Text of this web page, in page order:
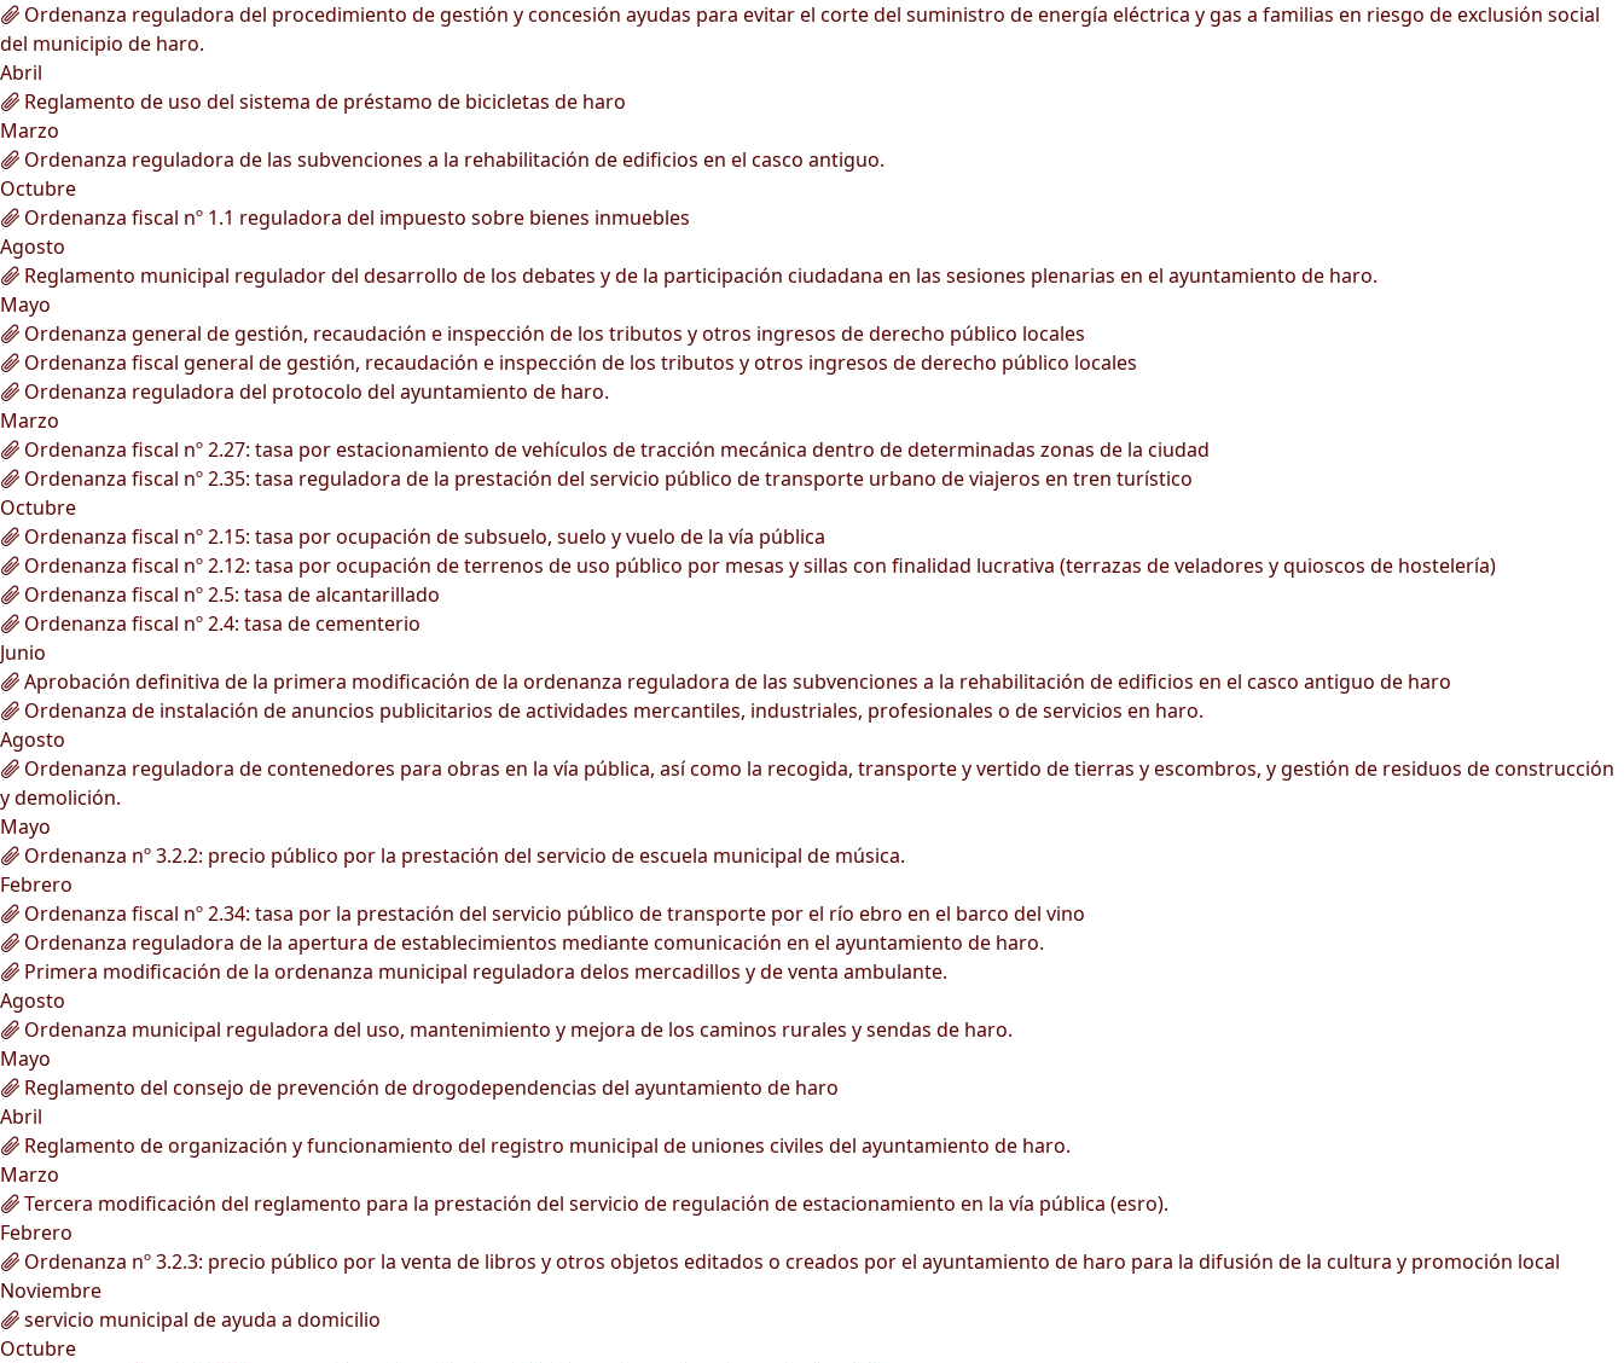
Ordenanza reguladora del procedimiento de gestión y concesión ayudas para evitar el corte del suministro de energía eléctrica y gas a familias en riesgo de exclusión social
del municipio de haro.
Abril
Reglamento de uso del sistema de préstamo de bicicletas de haro
Marzo
Ordenanza reguladora de las subvenciones a la rehabilitación de edificios en el casco antiguo.
Octubre
Ordenanza fiscal nº 1.1 reguladora del impuesto sobre bienes inmuebles
Agosto
Reglamento municipal regulador del desarrollo de los debates y de la participación ciudadana en las sesiones plenarias en el ayuntamiento de haro.
Mayo
Ordenanza general de gestión, recaudación e inspección de los tributos y otros ingresos de derecho público locales
Ordenanza fiscal general de gestión, recaudación e inspección de los tributos y otros ingresos de derecho público locales
Ordenanza reguladora del protocolo del ayuntamiento de haro.
Marzo
Ordenanza fiscal nº 2.27: tasa por estacionamiento de vehículos de tracción mecánica dentro de determinadas zonas de la ciudad
Ordenanza fiscal nº 2.35: tasa reguladora de la prestación del servicio público de transporte urbano de viajeros en tren turístico
Octubre
Ordenanza fiscal nº 2.15: tasa por ocupación de subsuelo, suelo y vuelo de la vía pública
Ordenanza fiscal nº 2.12: tasa por ocupación de terrenos de uso público por mesas y sillas con finalidad lucrativa (terrazas de veladores y quioscos de hostelería)
Ordenanza fiscal nº 2.5: tasa de alcantarillado
Ordenanza fiscal nº 2.4: tasa de cementerio
Junio
Aprobación definitiva de la primera modificación de la ordenanza reguladora de las subvenciones a la rehabilitación de edificios en el casco antiguo de haro
Ordenanza de instalación de anuncios publicitarios de actividades mercantiles, industriales, profesionales o de servicios en haro.
Agosto
Ordenanza reguladora de contenedores para obras en la vía pública, así como la recogida, transporte y vertido de tierras y escombros, y gestión de residuos de construcción
y demolición.
Mayo
Ordenanza nº 3.2.2: precio público por la prestación del servicio de escuela municipal de música.
Febrero
Ordenanza fiscal nº 2.34: tasa por la prestación del servicio público de transporte por el río ebro en el barco del vino
Ordenanza reguladora de la apertura de establecimientos mediante comunicación en el ayuntamiento de haro.
Primera modificación de la ordenanza municipal reguladora delos mercadillos y de venta ambulante.
Agosto
Ordenanza municipal reguladora del uso, mantenimiento y mejora de los caminos rurales y sendas de haro.
Mayo
Reglamento del consejo de prevención de drogodependencias del ayuntamiento de haro
Abril
Reglamento de organización y funcionamiento del registro municipal de uniones civiles del ayuntamiento de haro.
Marzo
Tercera modificación del reglamento para la prestación del servicio de regulación de estacionamiento en la vía pública (esro).
Febrero
Ordenanza nº 3.2.3: precio público por la venta de libros y otros objetos editados o creados por el ayuntamiento de haro para la difusión de la cultura y promoción local
Noviembre
servicio municipal de ayuda a domicilio
Octubre